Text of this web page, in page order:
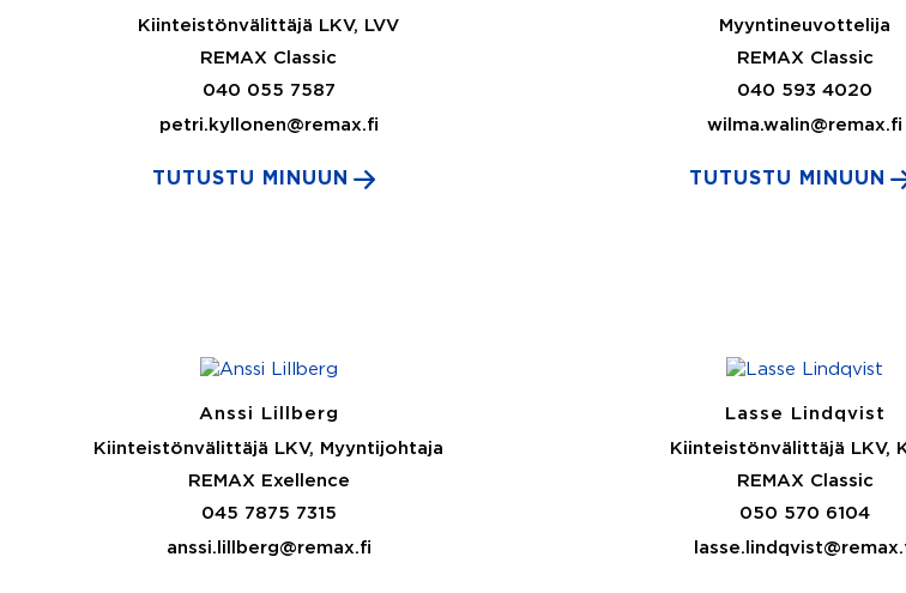
Kiinteistönvälittäjä LKV, LVV
REMAX Classic
040 055 7587
petri.kyllonen@remax.fi
TUTUSTU MINUUN
Myyntineuvottelija
REMAX Classic
040 593 4020
wilma.walin@remax.fi
TUTUSTU MINUUN
Anssi Lillberg
Kiinteistönvälittäjä LKV, Myyntijohtaja
REMAX Exellence
045 7875 7315
anssi.lillberg@remax.fi
Lasse Lindqvist
Kiinteistönvälittäjä LKV,
REMAX Classic
050 570 6104